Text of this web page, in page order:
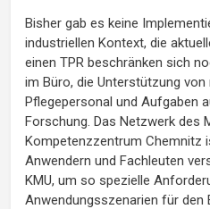
Bisher gab es keine
industriellen Kontext, die
einen TPR beschränken sich
im Büro, die Unterstützung
Pflegepersonal und Aufgaben
Forschung. Das Netzwerk des
Kompetenzzentrum Chemnitz
Anwendern und Fachleuten
KMU, um so spezielle
Anwendungsszenarien für den